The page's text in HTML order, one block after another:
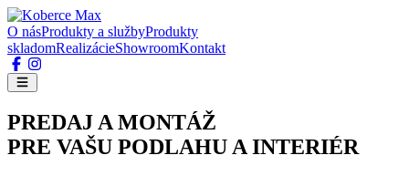
O násProdukty a službyProdukty
skladomRealizácieShowroomKontakt
PREDAJ A MONTÁŽ
PRE VAŠU PODLAHU A INTERIÉR